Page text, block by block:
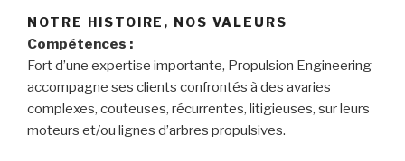
NOTRE HISTOIRE, NOS VALEURS
Compétences :
Fort d’une expertise importante, Propulsion Engineering
accompagne ses clients confrontés à des avaries
complexes, couteuses, récurrentes, litigieuses, sur leurs
moteurs et/ou lignes d’arbres propulsives.